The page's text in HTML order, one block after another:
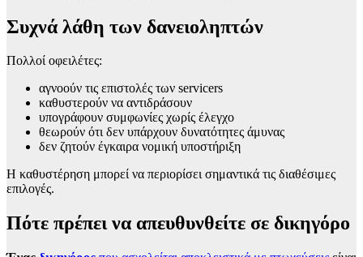
Συχνά λάθη των δανειοληπτών
Πολλοί οφειλέτες:
αγνοούν τις επιστολές των servicers
καθυστερούν να αντιδράσουν
υπογράφουν συμφωνίες χωρίς έλεγχο
θεωρούν ότι δεν υπάρχουν δυνατότητες άμυνας
δεν ζητούν έγκαιρα νομική υποστήριξη
Η καθυστέρηση μπορεί να περιορίσει σημαντικά τις διαθέσιμες
επιλογές.
Πότε πρέπει να απευθυνθείτε σε δικηγόρο